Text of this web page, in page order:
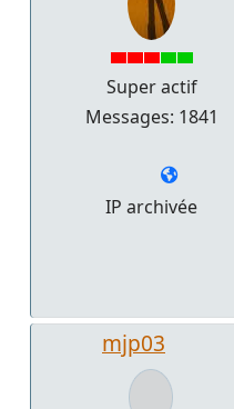
Super actif
Messages: 1841
IP archivée
mjp03